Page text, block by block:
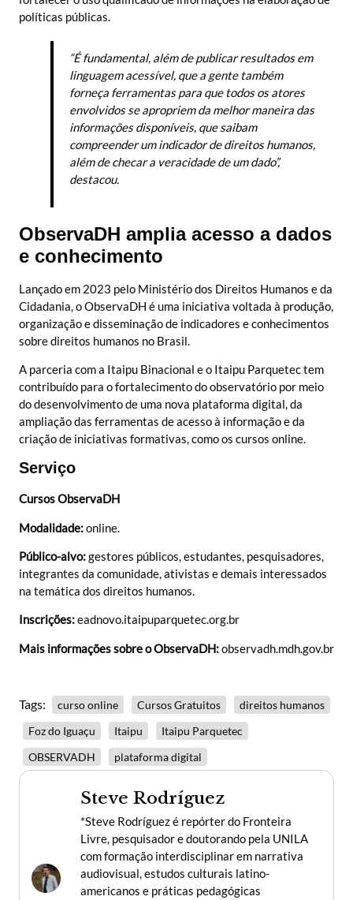
políticas públicas.
“É fundamental, além de publicar resultados em
linguagem acessível, que a gente também
forneça ferramentas para que todos os atores
envolvidos se apropriem da melhor maneira das
informações disponíveis, que saibam
compreender um indicador de direitos humanos,
além de checar a veracidade de um dado”,
destacou.
ObservaDH amplia acesso a dados
e conhecimento
Lançado em 2023 pelo Ministério dos Direitos Humanos e da
Cidadania, o ObservaDH é uma iniciativa voltada à produção,
organização e disseminação de indicadores e conhecimentos
sobre direitos humanos no Brasil.
A parceria com a Itaipu Binacional e o Itaipu Parquetec tem
contribuído para o fortalecimento do observatório por meio
do desenvolvimento de uma nova plataforma digital, da
ampliação das ferramentas de acesso à informação e da
criação de iniciativas formativas, como os cursos online.
Serviço
Cursos ObservaDH
Modalidade:online.
Público-alvo:gestores públicos, estudantes, pesquisadores,
integrantes da comunidade, ativistas e demais interessados
na temática dos direitos humanos.
Inscrições:eadnovo.itaipuparquetec.org.br
Mais informações sobre o ObservaDH:observadh.mdh.gov.br
Tags: curso online Cursos Gratuitos
direitos humanos
Foz do Iguaçu
Itaipu
Itaipu Parquetec
OBSERVADH
plataforma digital
Steve Rodríguez
*Steve Rodríguez é repórter do Fronteira
Livre, pesquisador e doutorando pela UNILA
com formação interdisciplinar em narrativa
audiovisual, estudos culturais latino-
americanos e práticas pedagógicas